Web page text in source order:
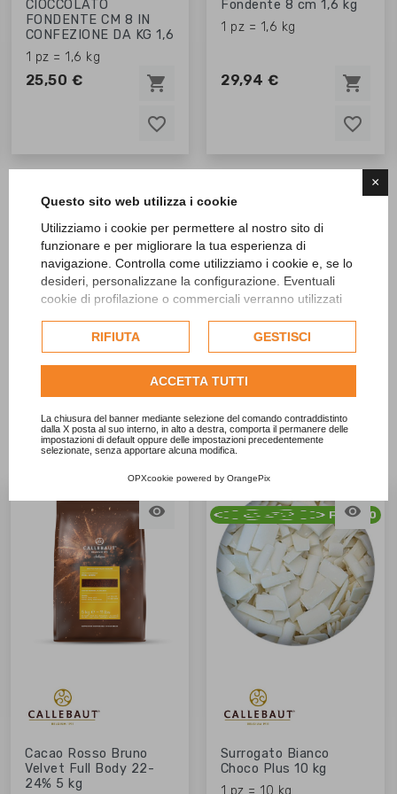
×
Questo sito web utilizza i cookie
Utilizziamo i cookie per permettere al nostro sito di
funzionare e per migliorare la tua esperienza di
navigazione. Controlla come utilizziamo i cookie e, se lo
desideri, personalizzane la configurazione. Eventuali
cookie di profilazione o commerciali verranno utilizzati
dell'utente e, se consentito, potrebbero essere utilizzati
per personalizzare gli annunci pubblicitari. Per ulteriori
informazioni su come Google utilizza i dati raccolti,
politica sulla privacy di Google
Consulta l'informativa cookie completa.
RIFIUTA GESTISCI
ACCETTA TUTTI
La chiusura del banner mediante selezione del comando contraddistinto
dalla X posta al suo interno, in alto a destra, comporta il permanere delle
impostazioni di default oppure delle impostazioni precedentemente
selezionate, senza apportare alcuna modifica.
OPXcookie powered by OrangePix
favorite_border
favorite_border
favorite_border
CIOCCOLATO
FONDENTE CM 8 IN
CONFEZIONE DA KG 1,6
1 pz = 1,6 kg
25,50 €
shopping_cart
favorite_border
favorite_border
favorite_border
Fondente 8 cm 1,6 kg
1 pz = 1,6 kg
29,94 € shopping_cart
SCOPRI TUTTI I PRODOTTI
CALLEBAUT

Cacao Rosso Bruno
Velvet Full Body 22-
24% 5 kg
FRESCO

Surrogato Bianco
Choco Plus 10 kg
1 pz = 10 kg